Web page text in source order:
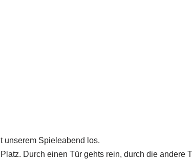
unserem Spieleabend los.
Durch einen Tür gehts rein, durch die andere